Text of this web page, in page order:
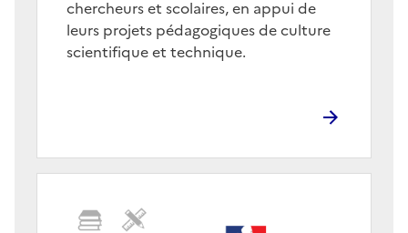
chercheurs et scolaires, en appui de
leurs projets pédagogiques de culture
scientifique et technique.